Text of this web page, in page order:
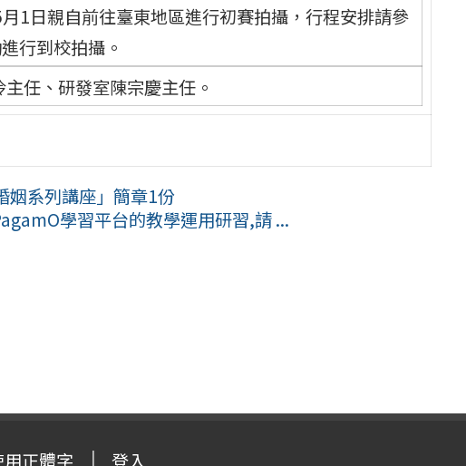
1日親自前往臺東地區進行初賽拍攝，行程安排請參
行到校拍攝。
任、研發室陳宗慶主任。
姻系列講座」簡章1份
學習平台的教學運用研習,請 ...
正體字 登入